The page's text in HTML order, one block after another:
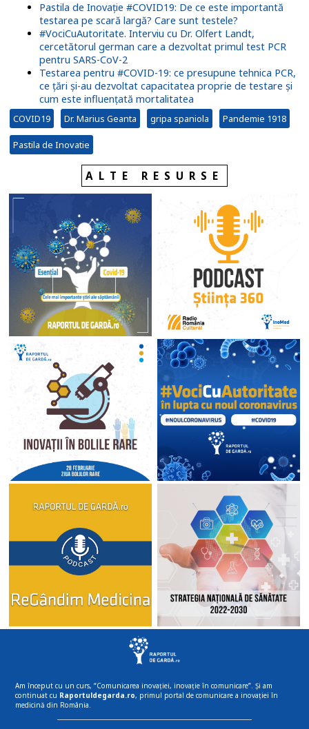
Pastila de Inovație #COVID19: De ce este importantă
testarea pe scară largă? Care sunt testele?
#VociCuAutoritate. Interviu cu Dr. Olfert Landt,
cercetătorul german care a dezvoltat primul test PCR
pentru SARS-CoV-2
Testarea pentru #COVID-19: ce presupune tehnica PCR,
ce țări și-au dezvoltat capacitatea proprie de testare și
cum este influențată mortalitatea
COVID19 Dr. Marius Geanta gripa spaniola Pandemie 1918
Pastila de Inovatie
ALTE RESURSE
Am început cu un curs, “Comunicarea inovației, inovație în comunicare”. Și am
continuat cu Raportuldegarda.ro, primul portal de comunicare a inovației în
medicină din România.